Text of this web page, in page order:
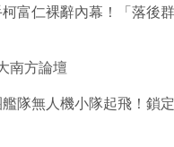
富仁裸辭內幕！「落後
南方論壇
隊無人機小隊起飛！鎖